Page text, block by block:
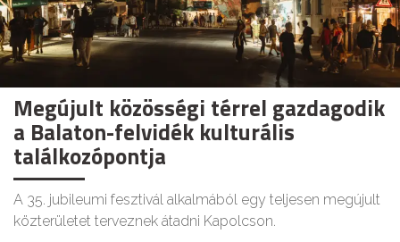
Megújult közösségi térrel gazdagodik
a Balaton-felvidék kulturális
találkozópontja
A 35. jubileumi fesztivál alkalmából egy teljesen megújult
közterületet terveznek átadni Kapolcson.